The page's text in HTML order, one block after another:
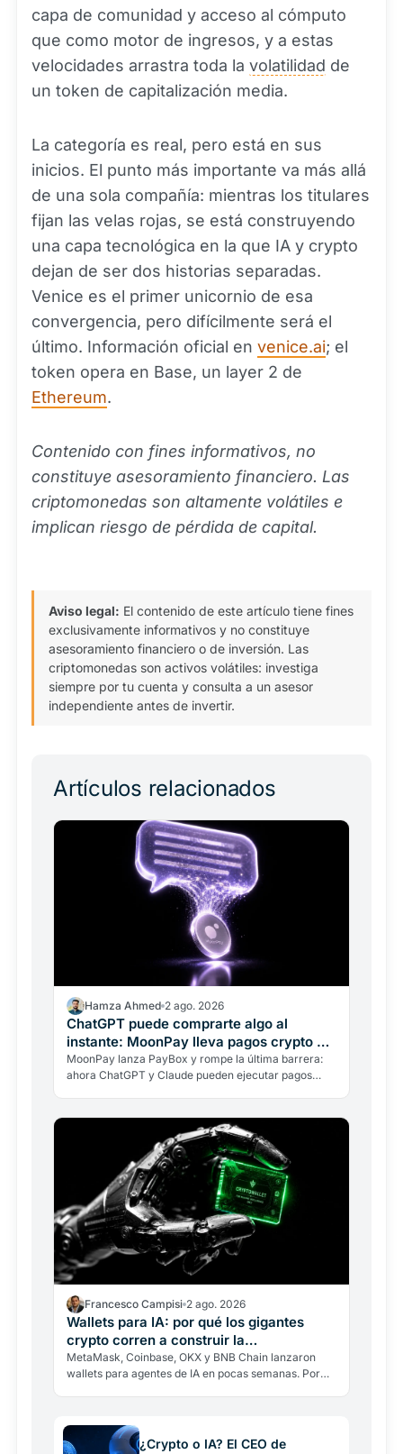
capa de comunidad y acceso al cómputo
que como motor de ingresos, y a estas
velocidades arrastra toda la volatilidad de
un token de capitalización media.
La categoría es real, pero está en sus
inicios. El punto más importante va más allá
de una sola compañía: mientras los titulares
fijan las velas rojas, se está construyendo
una capa tecnológica en la que IA y crypto
dejan de ser dos historias separadas.
Venice es el primer unicornio de esa
convergencia, pero difícilmente será el
último. Información oficial en venice.ai; el
token opera en Base, un layer 2 de
Ethereum.
Contenido con fines informativos, no
constituye asesoramiento financiero. Las
criptomonedas son altamente volátiles e
implican riesgo de pérdida de capital.
Aviso legal: El contenido de este artículo tiene fines
exclusivamente informativos y no constituye
asesoramiento financiero o de inversión. Las
criptomonedas son activos volátiles: investiga
siempre por tu cuenta y consulta a un asesor
independiente antes de invertir.
Artículos relacionados
Hamza Ahmed 2 ago. 2026
ChatGPT puede comprarte algo al
instante: MoonPay lleva pagos crypto al
chat
MoonPay lanza PayBox y rompe la última barrera:
ahora ChatGPT y Claude pueden ejecutar pagos
Francesco Campisi 2 ago. 2026
Wallets para IA: por qué los gigantes
crypto corren a construir la
infraestructura
MetaMask, Coinbase, OKX y BNB Chain lanzaron
wallets para agentes de IA en pocas semanas. Por
¿Crypto o IA? El CEO de